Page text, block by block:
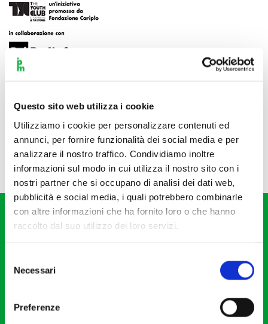
Questo sito web utilizza i cookie
Utilizziamo i cookie per personalizzare contenuti ed
annunci, per fornire funzionalità dei social media e per
analizzare il nostro traffico. Condividiamo inoltre
informazioni sul modo in cui utilizza il nostro sito con i
nostri partner che si occupano di analisi dei dati web,
pubblicità e social media, i quali potrebbero combinarle
con altre informazioni che ha fornito loro o che hanno
raccolto dal suo utilizzo dei loro servizi.
delNecessari
Preferenze
20121 Milano